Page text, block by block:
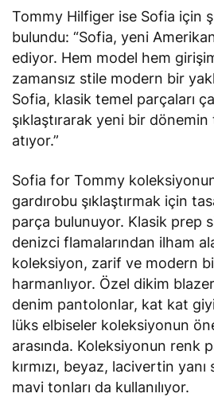
Tommy Hilfiger ise Sofia için
bulundu: “Sofia, yeni
ediyor. Hem model hem
zamansız stile modern bir
Sofia, klasik temel parçaları
şıklaştırarak yeni bir dönemin
atıyor.”
Sofia for Tommy
gardırobu şıklaştırmak için
parça bulunuyor. Klasik prep
denizci flamalarından ilham
koleksiyon, zarif ve modern
harmanlıyor. Özel dikim
denim pantolonlar, kat kat
lüks elbiseler koleksiyonun
arasında. Koleksiyonun renk
kırmızı, beyaz, lacivertin yanı
mavi tonları da kullanılıyor.